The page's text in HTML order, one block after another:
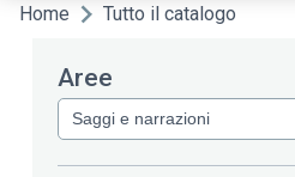
Briciole
pane
Home Tutto il catalogo
Aree